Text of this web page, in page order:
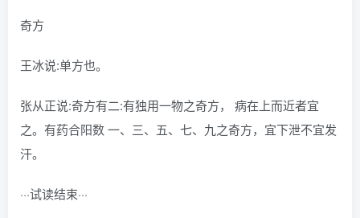
奇方
王冰说:单方也。
张从正说:奇方有二:有独用一物之奇方， 病在上而近者宜
之。有药合阳数 一、三、五、七、九之奇方，宜下泄不宜发
汗。
···试读结束···